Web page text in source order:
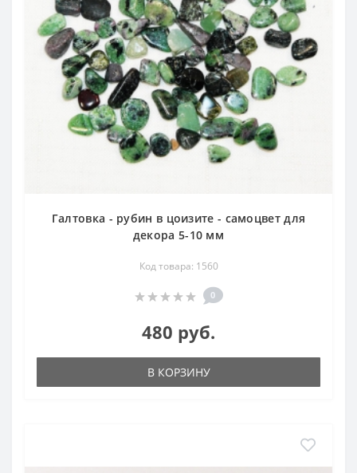
Галтовка - рубин в цоизите - самоцвет для
декора 5-10 мм
Код товара: 1560
0
480 руб.
В КОРЗИНУ